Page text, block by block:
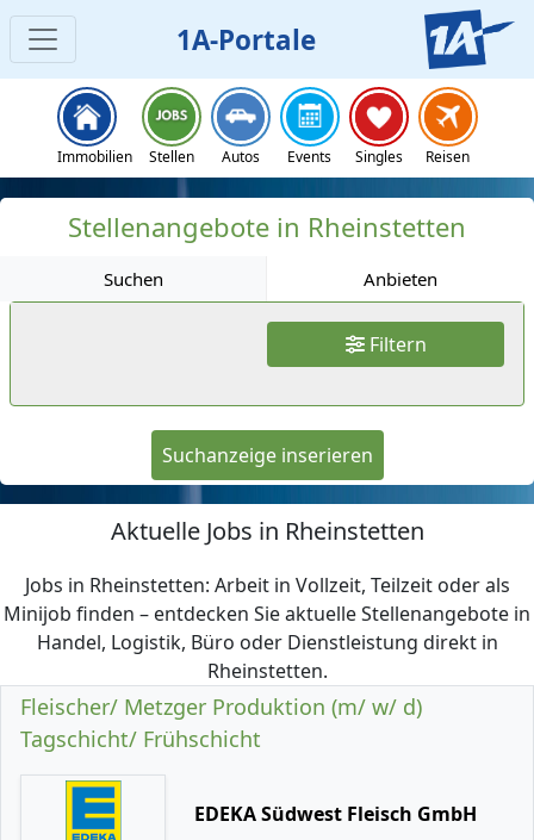
1A-Portale
Immobilien Stellen Autos Events Singles Reisen
Jobs
Stellenangebote in Rheinstetten
Suchen Anbieten
Filtern
Suchanzeige inserieren
Aktuelle Jobs in Rheinstetten
Jobs in Rheinstetten: Arbeit in Vollzeit, Teilzeit oder als
Minijob finden – entdecken Sie aktuelle Stellenangebote in
Handel, Logistik, Büro oder Dienstleistung direkt in
Rheinstetten.
Fleischer/ Metzger Produktion (m/ w/ d)
Tagschicht/ Frühschicht
EDEKA Südwest Fleisch GmbH